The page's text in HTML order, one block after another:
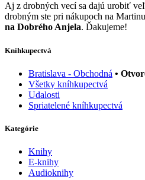
Aj z drobných vecí sa dajú urobiť
drobným ste pri nákupoch na
na Dobrého Anjela. Ďakujeme!
Kníhkupectvá
Bratislava - Obchodná •
Všetky kníhkupectvá
Udalosti
Spriatelené kníhkupectvá
Kategórie
Knihy
E-knihy
Audioknihy